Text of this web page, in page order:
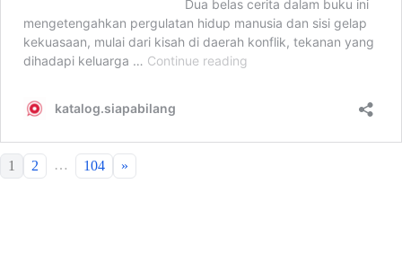
1 2 … 104 »